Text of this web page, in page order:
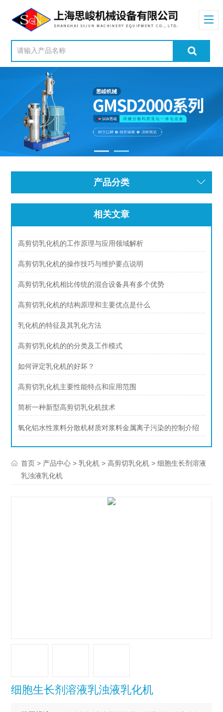
产品分类
相关文章
高剪切乳化机的工作原理与应用领域解析
高剪切乳化机的操作技巧与维护要点说明
高剪切乳化机相比传统的混合设备具有多个优势
高剪切乳化机的结构原理和主要优点是什么
乳化机的特征及其乳化方法
高剪切乳化机的的分类及工作模式
如何评定乳化机的好坏？
高剪切乳化机主要性能特点和应用范围
简析一种新型高剪切乳化机技术
氧化铝水性浆料分散机材质对浆料金属离子污染的控制介绍
首页 > 产品中心 >乳化机 >高剪切乳化机 > 细胞生长剂溶液
乳浊液乳化机
细胞生长剂溶液乳浊液乳化机